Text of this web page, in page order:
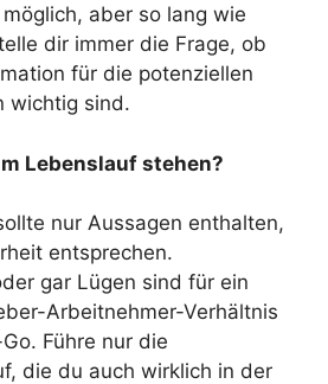
aber so lang wie
dir immer die Frage, ob
für die potenziellen
wichtig sind.
Lebenslauf stehen?
nur Aussagen enthalten,
entsprechen.
gar Lügen sind für ein
Arbeitnehmer-Verhältnis
Führe nur die
die du auch wirklich in der